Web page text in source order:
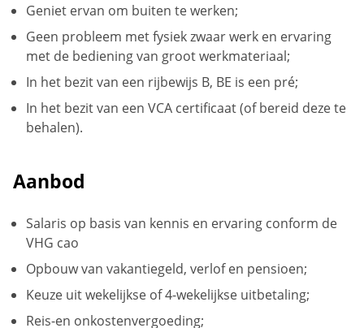
Geniet ervan om buiten te werken;
Geen probleem met fysiek zwaar werk en ervaring
met de bediening van groot werkmateriaal;
In het bezit van een rijbewijs B, BE is een pré;
In het bezit van een VCA certificaat (of bereid deze te
behalen).
Aanbod
Salaris op basis van kennis en ervaring conform de
VHG cao
Opbouw van vakantiegeld, verlof en pensioen;
Keuze uit wekelijkse of 4-wekelijkse uitbetaling;
Reis-en onkostenvergoeding;